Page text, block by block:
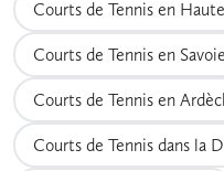
généralement en
Courts de Tennis en
Courts de Tennis en Savoie
Courts de Tennis en
Courts de Tennis dans la